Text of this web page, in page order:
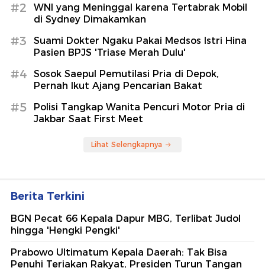
#2
WNI yang Meninggal karena Tertabrak Mobil
di Sydney Dimakamkan
#3
Suami Dokter Ngaku Pakai Medsos Istri Hina
Pasien BPJS 'Triase Merah Dulu'
#4
Sosok Saepul Pemutilasi Pria di Depok,
Pernah Ikut Ajang Pencarian Bakat
#5
Polisi Tangkap Wanita Pencuri Motor Pria di
Jakbar Saat First Meet
Lihat Selengkapnya
Berita Terkini
BGN Pecat 66 Kepala Dapur MBG, Terlibat Judol
hingga 'Hengki Pengki'
Prabowo Ultimatum Kepala Daerah: Tak Bisa
Penuhi Teriakan Rakyat, Presiden Turun Tangan